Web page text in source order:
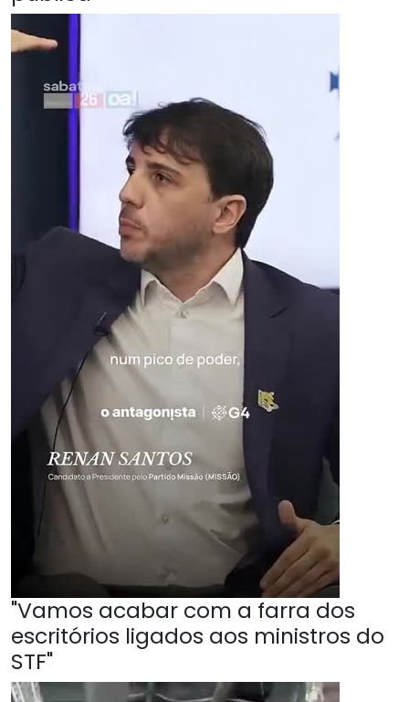
"Vamos acabar com a farra dos
escritórios ligados aos ministros do
STF"